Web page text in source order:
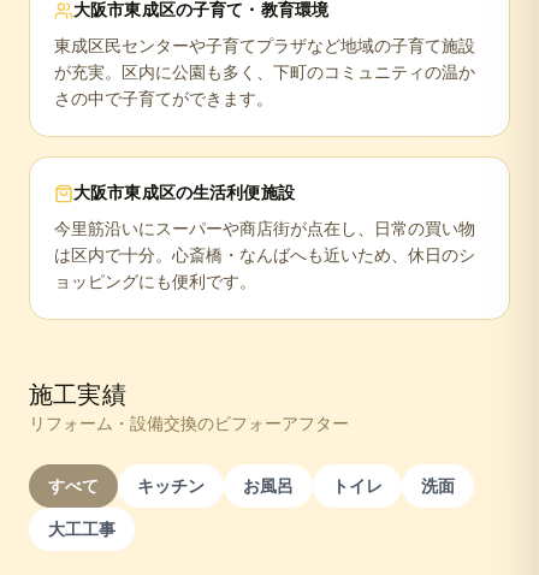
大阪市東成区の子育て・教育環境
東成区民センターや子育てプラザなど地域の子育て施設
が充実。区内に公園も多く、下町のコミュニティの温か
さの中で子育てができます。
大阪市東成区の生活利便施設
今里筋沿いにスーパーや商店街が点在し、日常の買い物
は区内で十分。心斎橋・なんばへも近いため、休日のシ
ョッピングにも便利です。
施工実績
リフォーム・設備交換のビフォーアフター
すべて キッチン お風呂 トイレ
洗面
大工工事